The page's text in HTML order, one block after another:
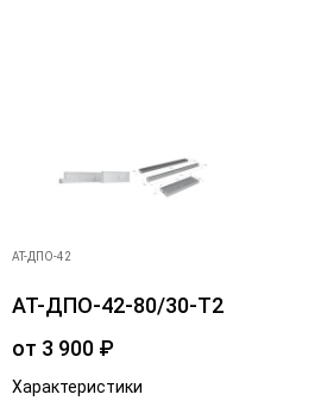
АТ-ДПО-42
АТ-ДПО-42-80/30-Т2
от 3 900 ₽
Характеристики